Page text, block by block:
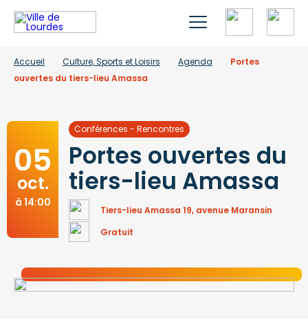
Accueil Culture, Sports et Loisirs Agenda
Portes
ouvertes du tiers-lieu Amassa
05
oct.
à 14:00
Conférences - Rencontres
Portes ouvertes du
tiers-lieu Amassa
Tiers-lieu Amassa 19, avenue Maransin
Gratuit